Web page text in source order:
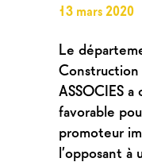
13 mars 2020
Le
ASSOCIES
favorable
promoteur
l’opposant à